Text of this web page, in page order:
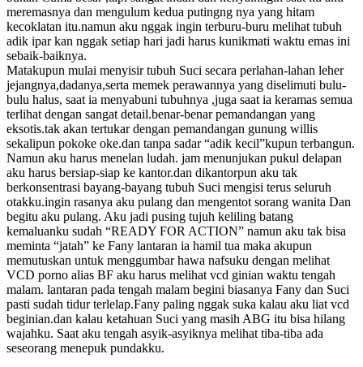
meremasnya dan mengulum kedua putingng nya yang hitam
kecoklatan itu.namun aku nggak ingin terburu-buru melihat tubuh
adik ipar kan nggak setiap hari jadi harus kunikmati waktu emas ini
sebaik-baiknya.
Matakupun mulai menyisir tubuh Suci secara perlahan-lahan leher
jejangnya,dadanya,serta memek perawannya yang diselimuti bulu-
bulu halus, saat ia menyabuni tubuhnya ,juga saat ia keramas semua
terlihat dengan sangat detail.benar-benar pemandangan yang
eksotis.tak akan tertukar dengan pemandangan gunung willis
sekalipun pokoke oke.dan tanpa sadar “adik kecil”kupun terbangun.
Namun aku harus menelan ludah. jam menunjukan pukul delapan
aku harus bersiap-siap ke kantor.dan dikantorpun aku tak
berkonsentrasi bayang-bayang tubuh Suci mengisi terus seluruh
otakku.ingin rasanya aku pulang dan mengentot sorang wanita Dan
begitu aku pulang. Aku jadi pusing tujuh keliling batang
kemaluanku sudah “READY FOR ACTION” namun aku tak bisa
meminta “jatah” ke Fany lantaran ia hamil tua maka akupun
memutuskan untuk menggumbar hawa nafsuku dengan melihat
VCD porno alias BF aku harus melihat vcd ginian waktu tengah
malam. lantaran pada tengah malam begini biasanya Fany dan Suci
pasti sudah tidur terlelap.Fany paling nggak suka kalau aku liat vcd
beginian.dan kalau ketahuan Suci yang masih ABG itu bisa hilang
wajahku. Saat aku tengah asyik-asyiknya melihat tiba-tiba ada
seseorang menepuk pundakku.